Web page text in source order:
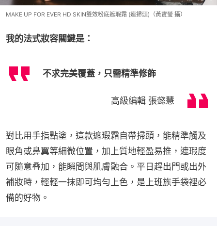
MAKE UP FOR EVER HD SKIN雙效粉底遮瑕霜 (連掃頭)（黃寶瑩 攝）
我的法式妝容關鍵是：
不求完美覆蓋，只需精準修飾
高級編輯 張懿慧
對比用手指點塗，這款遮瑕霜自帶掃頭，能精準觸及
眼角或鼻翼等細微位置，加上質地輕盈易推，遮瑕度
可隨意叠加，能瞬間與肌膚融合。平日趕出門或出外
補妝時，輕輕一抹即可均勻上色，是上班族手袋裡必
備的好物。